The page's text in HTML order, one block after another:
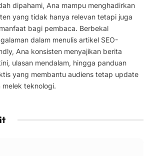
dipahami, Ana mampu menghadirkan
yang tidak hanya relevan tetapi juga
bagi pembaca. Berbekal
dalam menulis artikel SEO-
Ana konsisten menyajikan berita
ulasan mendalam, hingga panduan
yang membantu audiens tetap update
melek teknologi.